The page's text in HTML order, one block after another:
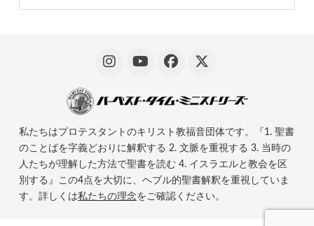
私たちはプロテスタントのキリスト教福音団体です。『1. 聖書
のことばを字義どおりに解釈する 2. 文脈を重視する 3. 当時の
人たちが理解した方法で聖書を読む 4. イスラエルと教会を区
別する』この4点を大切に、ヘブル的聖書解釈を重視していま
す。詳しくは私たちの理念をご確認ください。